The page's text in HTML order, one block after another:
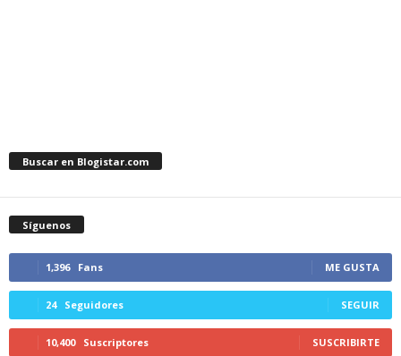
Buscar en Blogistar.com
Síguenos
1,396 Fans ME GUSTA
24 Seguidores SEGUIR
10,400 Suscriptores SUSCRIBIRTE